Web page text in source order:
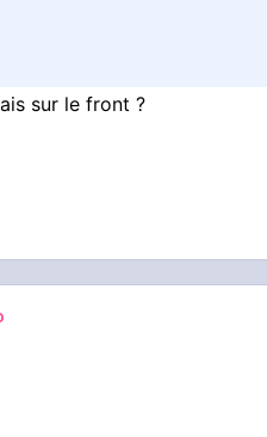
sur le front ?